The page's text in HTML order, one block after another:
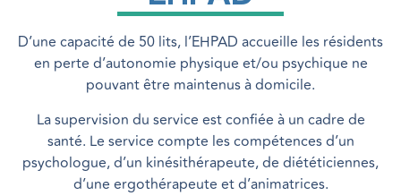
D’une capacité de 50 lits, l’EHPAD accueille les résidents
en perte d’autonomie physique et/ou psychique ne
pouvant être maintenus à domicile.
La supervision du service est confiée à un cadre de
santé. Le service compte les compétences d’un
psychologue, d’un kinésithérapeute, de diététiciennes,
d’une ergothérapeute et d’animatrices.